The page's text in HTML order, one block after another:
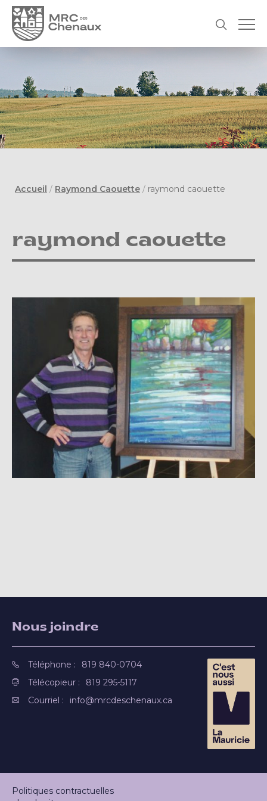
Accueil / Raymond Caouette / raymond caouette
raymond caouette
Nous joindre
Téléphone :
819 840-0704
Télécopieur :
819 295-5117
Courriel :
info@mrcdeschenaux.ca
Politiques contractuelles